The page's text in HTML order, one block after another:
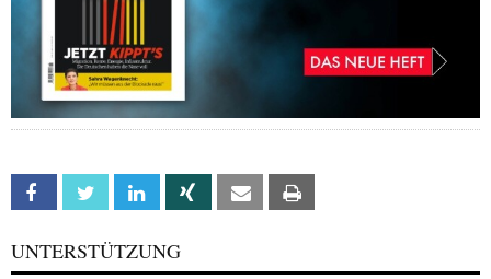
Facebook Twitter Linkedin Xing Email
UNTERSTÜTZUNG